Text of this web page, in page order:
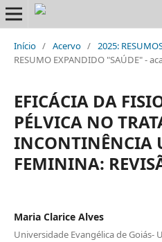
Início / Acervo / 2025:
RESUMO EXPANDIDO "SAÚDE" -
EFICÁCIA DA
PÉLVICA NO
INCONTINÊNCIA
FEMININA:
Maria Clarice Alves
Universidade Evangélica de Goiás-